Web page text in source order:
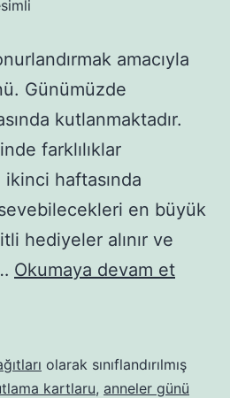
amacıyla
Günümüzde
kutlanmaktadır.
farklılıklar
ikinci haftasında
en büyük
hediyeler alınır ve
Okumaya devam etAnneler
Resimli
olarak sınıflandırılmış
kartlaru, anneler günü